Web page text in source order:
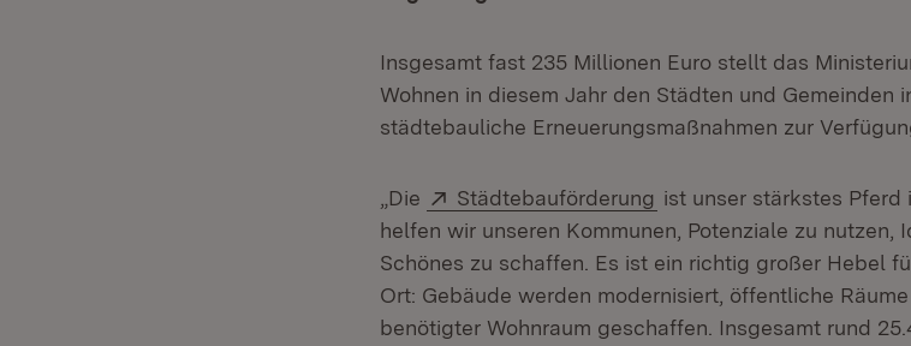
Insgesamt fast 235 Millionen Euro stellt das
Wohnen in diesem Jahr den Städten und Gemeinden
städtebauliche Erneuerungsmaßnahmen zur
„Die Extern:
Städtebauförderung (Öffnet in neuem Fenster)
ist unser stärkstes Pferd
helfen wir unseren Kommunen, Potenziale zu nutzen,
Schönes zu schaffen. Es ist ein richtig großer Hebel
Ort: Gebäude werden modernisiert, öffentliche
benötigter Wohnraum geschaffen. Insgesamt rund